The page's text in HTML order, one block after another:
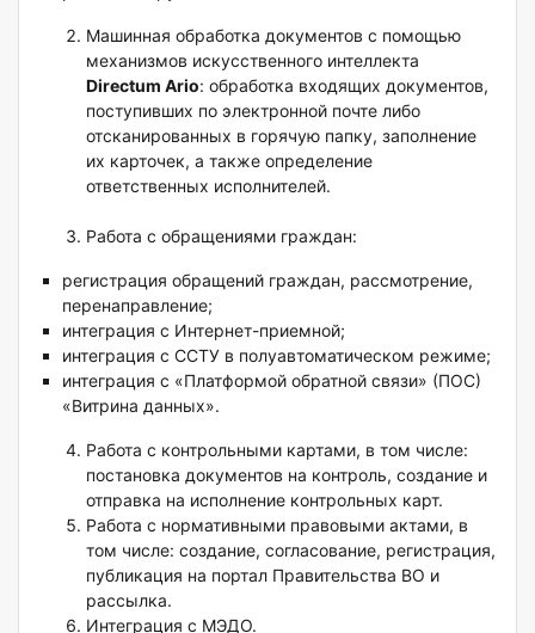
Машинная обработка документов с помощью
механизмов искусственного интеллекта
Directum Ario: обработка входящих документов,
поступивших по электронной почте либо
отсканированных в горячую папку, заполнение
их карточек, а также определение
ответственных исполнителей.
Работа с обращениями граждан:
регистрация обращений граждан, рассмотрение,
перенаправление;
интеграция с Интернет-приемной;
интеграция с ССТУ в полуавтоматическом режиме;
интеграция с «Платформой обратной связи» (ПОС)
«Витрина данных».
Работа с контрольными картами, в том числе:
постановка документов на контроль, создание и
отправка на исполнение контрольных карт.
Работа с нормативными правовыми актами, в
том числе: создание, согласование, регистрация,
публикация на портал Правительства ВО и
рассылка.
Интеграция с МЭДО.